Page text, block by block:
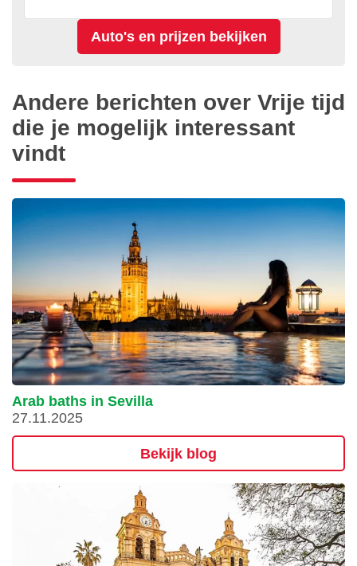
Andere berichten over Vrije tijd
die je mogelijk interessant
vindt
Arab baths in Sevilla
27.11.2025
Bekijk blog